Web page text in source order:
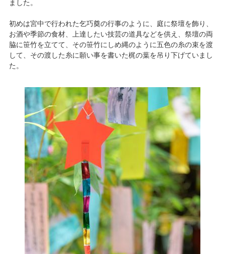
ました。
初めは宮中で行われた乞巧奠の行事のように、庭に祭壇を飾り、
お酒や季節の食材、上達したい技芸の道具などを供え、祭壇の両
脇に笹竹を立てて、その笹竹にしめ縄のように五色の糸の束を渡
して、その渡した糸に願い事を書いた梶の葉を吊り下げていまし
た。